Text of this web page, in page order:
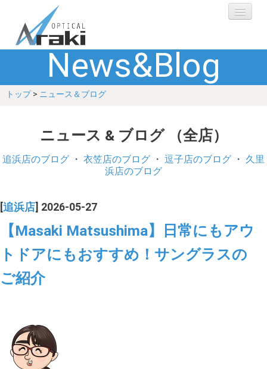
選ばれる理由
ブランド
補聴器
お客さまの声
ギャラリー
ブログ
News&Blog
トップ> ニュース＆ブログ
ニュース & ブログ （全店）
追浜店のブログ ・ 衣笠店のブログ ・ 逗子店のブログ ・ 久里
浜店のブログ
追浜店 ] 2026-05-27
【Masaki Matsushima】日常にもアウ
トドアにもおすすめ！サングラスの
ご紹介